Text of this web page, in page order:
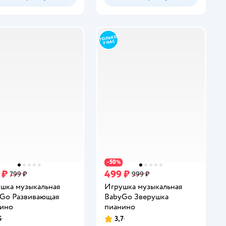
799 ₽
музыкальная
Развивающая
−50%
499 ₽ 999 ₽
Игрушка музыкальная
BabyGo Зверушка
пианино
Рейтинг:
3,7